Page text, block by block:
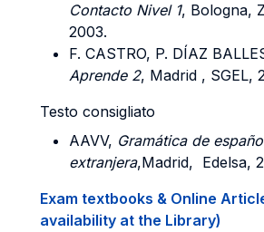
Contacto Nivel 1, Bologna,
2003.
F. CASTRO, P. DÍAZ
Aprende 2, Madrid , SGEL,
Testo consigliato
AAVV, Gramática de
extranjera,Madrid, Edelsa,
Exam textbooks & Online
availability at the Library)